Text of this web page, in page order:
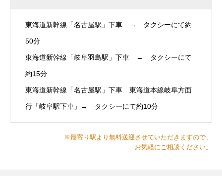
東海道新幹線「名古屋駅」下車 → タクシーにて約
50分
東海道新幹線「岐阜羽島駅」下車 → タクシーにて
約15分
東海道新幹線「名古屋駅」下車 東海道本線岐阜方面
行「岐阜駅下車」→ タクシーにて約10分
※最寄り駅より無料送迎させていただきますので、
お気軽にご相談ください。